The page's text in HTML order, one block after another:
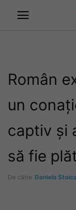
Român
un
captiv și
să fie
De către Daniela Stoica